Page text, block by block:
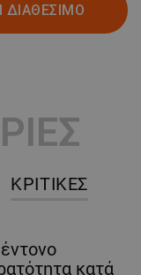
ΔΙΑΘΕΣΙΜΟ
ΚΡΙΤΙΚΈΣ
κατά